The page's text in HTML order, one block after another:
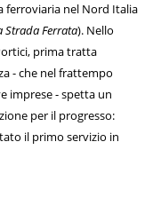
ferroviaria nel Nord Italia
Strada Ferrata). Nello
prima tratta
- che nel frattempo
imprese - spetta un
per il progresso:
il primo servizio in